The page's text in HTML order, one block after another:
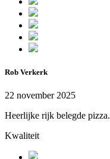
Rob Verkerk
22 november 2025
Heerlijke rijk belegde pizza.
Kwaliteit